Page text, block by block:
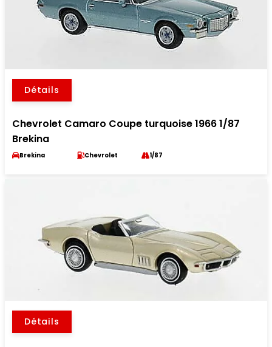
Détails
Chevrolet Camaro Coupe turquoise 1966 1/87
Brekina
Brekina Chevrolet 1/87
Détails